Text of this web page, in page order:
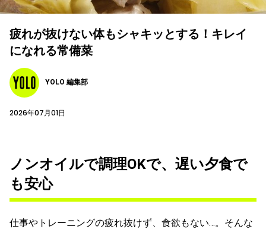
疲れが抜けない体もシャキッとする！キレイ
になれる常備菜
YOLO 編集部
2026年07月01日
ノンオイルで調理OKで、遅い夕食で
も安心
仕事やトレーニングの疲れ抜けず、食欲もない…。そんな